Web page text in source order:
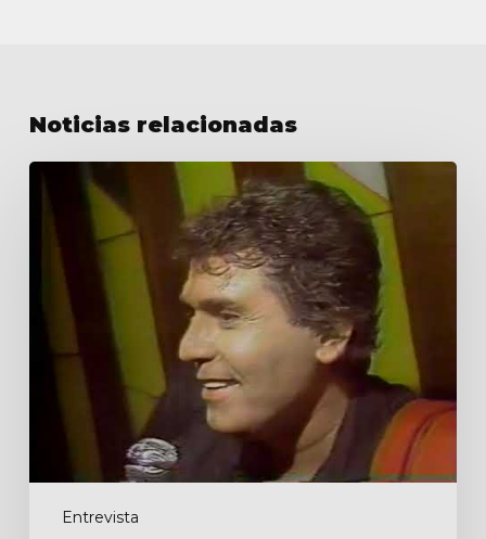
Noticias relacionadas
Entrevista
Backstage
Festival